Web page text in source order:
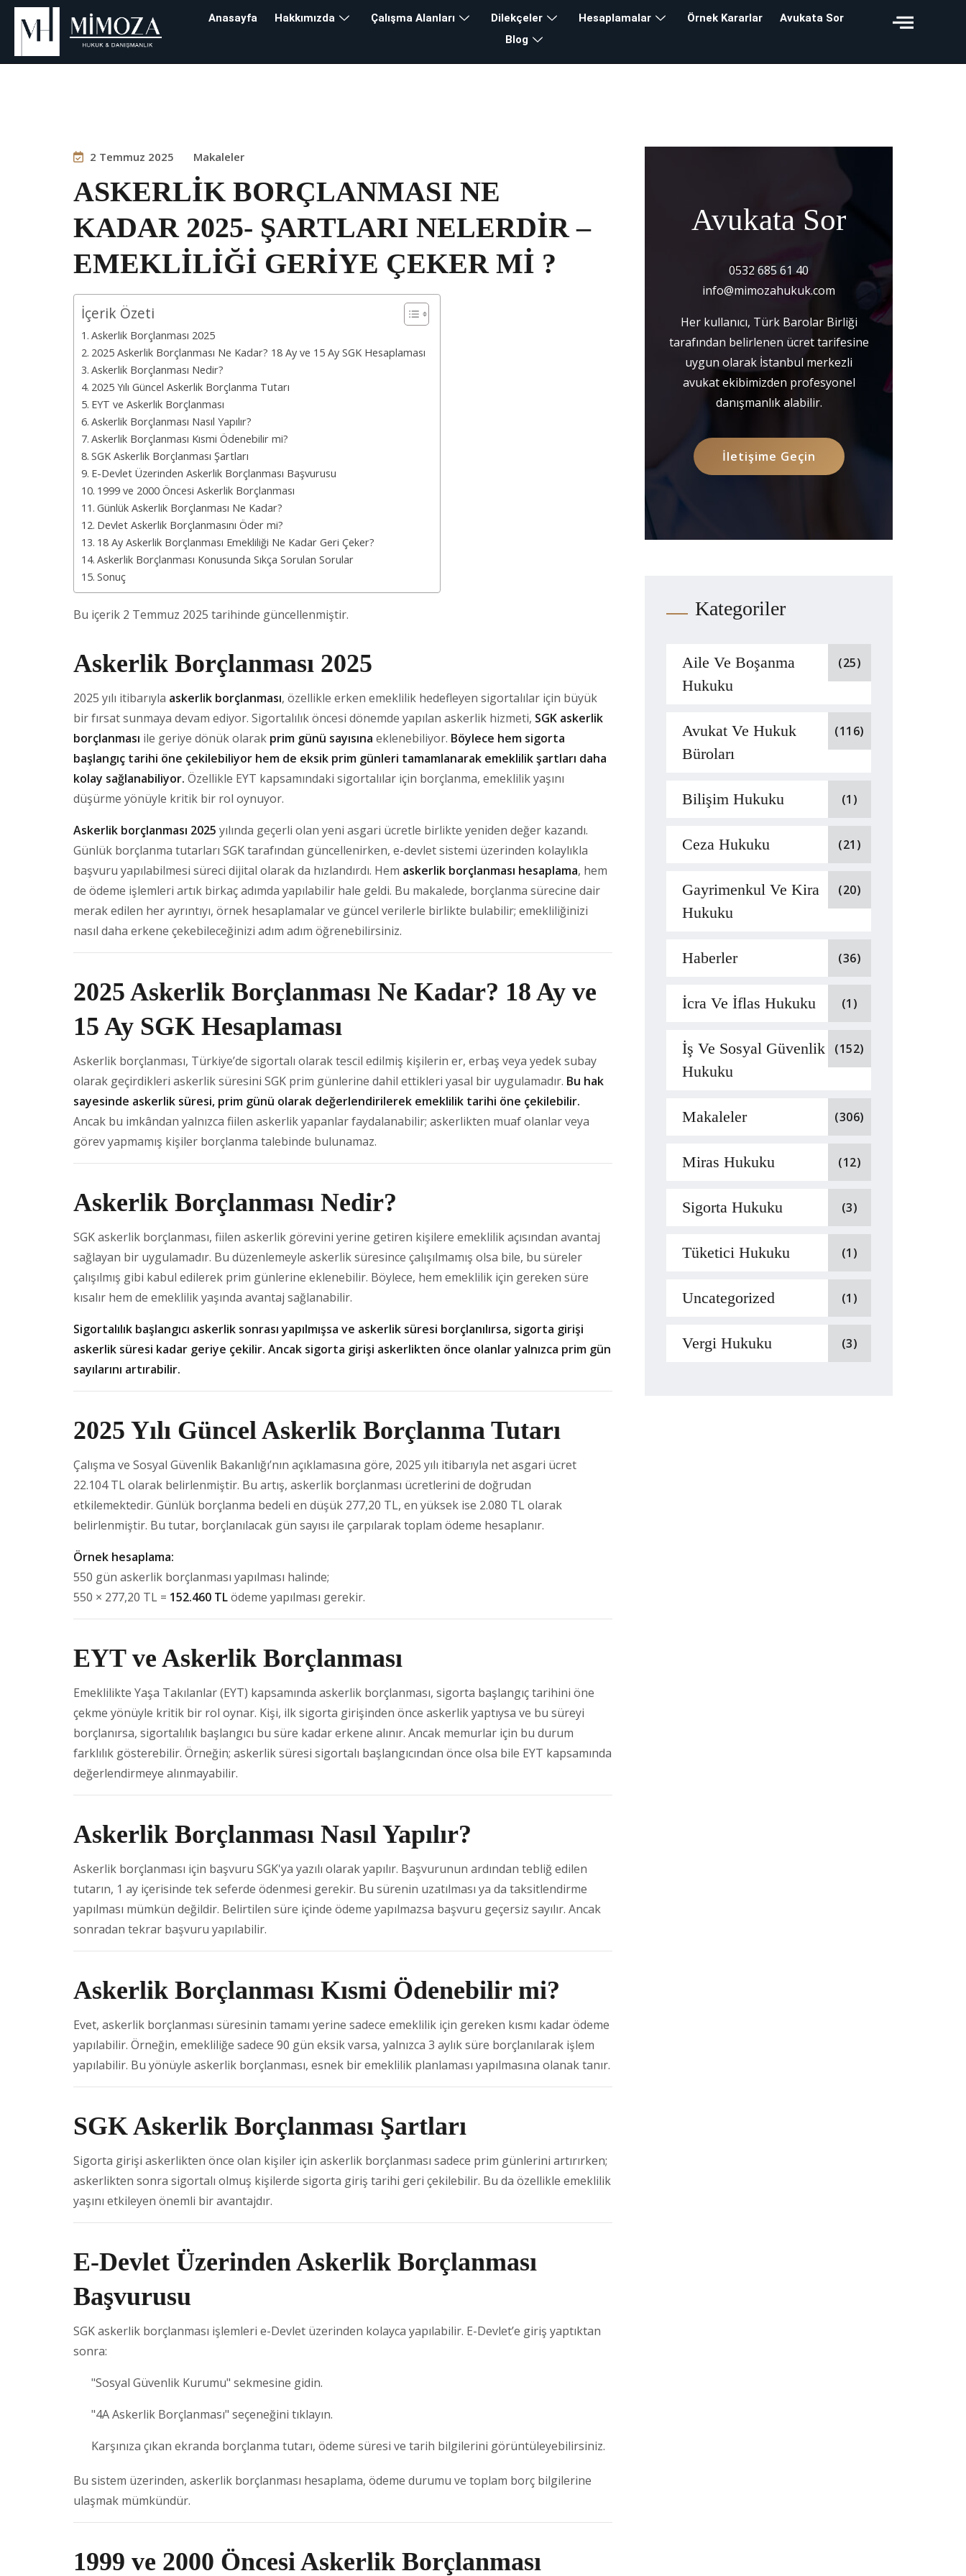
Anasayfa Hakkımızda Çalışma Alanları Dilekçeler Hesaplamalar Örnek Kararlar
Avukata Sor
Blog
2 Temmuz 2025 Makaleler
ASKERLİK BORÇLANMASI NE
KADAR 2025- ŞARTLARI NELERDİR –
EMEKLİLİĞİ GERİYE ÇEKER Mİ ?
İçerik Özeti
Askerlik Borçlanması 2025
2025 Askerlik Borçlanması Ne Kadar? 18 Ay ve 15 Ay SGK Hesaplaması
Askerlik Borçlanması Nedir?
2025 Yılı Güncel Askerlik Borçlanma Tutarı
EYT ve Askerlik Borçlanması
Askerlik Borçlanması Nasıl Yapılır?
Askerlik Borçlanması Kısmi Ödenebilir mi?
SGK Askerlik Borçlanması Şartları
E-Devlet Üzerinden Askerlik Borçlanması Başvurusu
1999 ve 2000 Öncesi Askerlik Borçlanması
Günlük Askerlik Borçlanması Ne Kadar?
Devlet Askerlik Borçlanmasını Öder mi?
18 Ay Askerlik Borçlanması Emekliliği Ne Kadar Geri Çeker?
Askerlik Borçlanması Konusunda Sıkça Sorulan Sorular
Sonuç
Bu içerik 2 Temmuz 2025 tarihinde güncellenmiştir.
Askerlik Borçlanması 2025
2025 yılı itibarıyla askerlik borçlanması, özellikle erken emeklilik hedefleyen sigortalılar için büyük
bir fırsat sunmaya devam ediyor. Sigortalılık öncesi dönemde yapılan askerlik hizmeti, SGK askerlik
borçlanması ile geriye dönük olarak prim günü sayısına eklenebiliyor. Böylece hem sigorta
başlangıç tarihi öne çekilebiliyor hem de eksik prim günleri tamamlanarak emeklilik şartları daha
kolay sağlanabiliyor. Özellikle EYT kapsamındaki sigortalılar için borçlanma, emeklilik yaşını
düşürme yönüyle kritik bir rol oynuyor.
Askerlik borçlanması 2025 yılında geçerli olan yeni asgari ücretle birlikte yeniden değer kazandı.
Günlük borçlanma tutarları SGK tarafından güncellenirken, e-devlet sistemi üzerinden kolaylıkla
başvuru yapılabilmesi süreci dijital olarak da hızlandırdı. Hem askerlik borçlanması hesaplama, hem
de ödeme işlemleri artık birkaç adımda yapılabilir hale geldi. Bu makalede, borçlanma sürecine dair
merak edilen her ayrıntıyı, örnek hesaplamalar ve güncel verilerle birlikte bulabilir; emekliliğinizi
nasıl daha erkene çekebileceğinizi adım adım öğrenebilirsiniz.
2025 Askerlik Borçlanması Ne Kadar? 18 Ay ve
15 Ay SGK Hesaplaması
Askerlik borçlanması, Türkiye’de sigortalı olarak tescil edilmiş kişilerin er, erbaş veya yedek subay
olarak geçirdikleri askerlik süresini SGK prim günlerine dahil ettikleri yasal bir uygulamadır. Bu hak
sayesinde askerlik süresi, prim günü olarak değerlendirilerek emeklilik tarihi öne çekilebilir.
Ancak bu imkândan yalnızca fiilen askerlik yapanlar faydalanabilir; askerlikten muaf olanlar veya
görev yapmamış kişiler borçlanma talebinde bulunamaz.
Askerlik Borçlanması Nedir?
SGK askerlik borçlanması, fiilen askerlik görevini yerine getiren kişilere emeklilik açısından avantaj
sağlayan bir uygulamadır. Bu düzenlemeyle askerlik süresince çalışılmamış olsa bile, bu süreler
çalışılmış gibi kabul edilerek prim günlerine eklenebilir. Böylece, hem emeklilik için gereken süre
kısalır hem de emeklilik yaşında avantaj sağlanabilir.
Sigortalılık başlangıcı askerlik sonrası yapılmışsa ve askerlik süresi borçlanılırsa, sigorta girişi
askerlik süresi kadar geriye çekilir. Ancak sigorta girişi askerlikten önce olanlar yalnızca prim gün
sayılarını artırabilir.
2025 Yılı Güncel Askerlik Borçlanma Tutarı
Çalışma ve Sosyal Güvenlik Bakanlığı’nın açıklamasına göre, 2025 yılı itibarıyla net asgari ücret
22.104 TL olarak belirlenmiştir. Bu artış, askerlik borçlanması ücretlerini de doğrudan
etkilemektedir. Günlük borçlanma bedeli en düşük 277,20 TL, en yüksek ise 2.080 TL olarak
belirlenmiştir. Bu tutar, borçlanılacak gün sayısı ile çarpılarak toplam ödeme hesaplanır.
Örnek hesaplama:
550 gün askerlik borçlanması yapılması halinde;
550 × 277,20 TL = 152.460 TLödeme yapılması gerekir.
EYT ve Askerlik Borçlanması
Emeklilikte Yaşa Takılanlar (EYT) kapsamında askerlik borçlanması, sigorta başlangıç tarihini öne
çekme yönüyle kritik bir rol oynar. Kişi, ilk sigorta girişinden önce askerlik yaptıysa ve bu süreyi
borçlanırsa, sigortalılık başlangıcı bu süre kadar erkene alınır. Ancak memurlar için bu durum
farklılık gösterebilir. Örneğin; askerlik süresi sigortalı başlangıcından önce olsa bile EYT kapsamında
değerlendirmeye alınmayabilir.
Askerlik Borçlanması Nasıl Yapılır?
Askerlik borçlanması için başvuru SGK'ya yazılı olarak yapılır. Başvurunun ardından tebliğ edilen
tutarın, 1 ay içerisinde tek seferde ödenmesi gerekir. Bu sürenin uzatılması ya da taksitlendirme
yapılması mümkün değildir. Belirtilen süre içinde ödeme yapılmazsa başvuru geçersiz sayılır. Ancak
sonradan tekrar başvuru yapılabilir.
Askerlik Borçlanması Kısmi Ödenebilir mi?
Evet, askerlik borçlanması süresinin tamamı yerine sadece emeklilik için gereken kısmı kadar ödeme
yapılabilir. Örneğin, emekliliğe sadece 90 gün eksik varsa, yalnızca 3 aylık süre borçlanılarak işlem
yapılabilir. Bu yönüyle askerlik borçlanması, esnek bir emeklilik planlaması yapılmasına olanak tanır.
SGK Askerlik Borçlanması Şartları
Sigorta girişi askerlikten önce olan kişiler için askerlik borçlanması sadece prim günlerini artırırken;
askerlikten sonra sigortalı olmuş kişilerde sigorta giriş tarihi geri çekilebilir. Bu da özellikle emeklilik
yaşını etkileyen önemli bir avantajdır.
E-Devlet Üzerinden Askerlik Borçlanması
Başvurusu
SGK askerlik borçlanması işlemleri e-Devlet üzerinden kolayca yapılabilir. E-Devlet’e giriş yaptıktan
sonra:
"Sosyal Güvenlik Kurumu" sekmesine gidin.
"4A Askerlik Borçlanması" seçeneğini tıklayın.
Karşınıza çıkan ekranda borçlanma tutarı, ödeme süresi ve tarih bilgilerini görüntüleyebilirsiniz.
Bu sistem üzerinden, askerlik borçlanması hesaplama, ödeme durumu ve toplam borç bilgilerine
ulaşmak mümkündür.
1999 ve 2000 Öncesi Askerlik Borçlanması
Avukata Sor
0532 685 61 40
info@mimozahukuk.com
Her kullanıcı, Türk Barolar Birliği
tarafından belirlenen ücret tarifesine
uygun olarak İstanbul merkezli
avukat ekibimizden profesyonel
danışmanlık alabilir.
İletişime Geçin
Kategoriler
Aile Ve Boşanma
Hukuku
(25)
Avukat Ve Hukuk
Büroları
(116)
Bilişim Hukuku (1)
Ceza Hukuku (21)
Gayrimenkul Ve Kira
Hukuku
(20)
Haberler (36)
İcra Ve İflas Hukuku (1)
İş Ve Sosyal Güvenlik
Hukuku
(152)
Makaleler (306)
Miras Hukuku (12)
Sigorta Hukuku (3)
Tüketici Hukuku (1)
Uncategorized (1)
Vergi Hukuku (3)